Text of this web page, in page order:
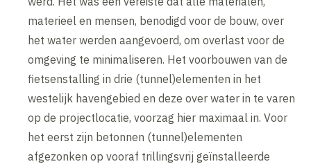
materieel en mensen, benodigd voor de bouw, over
het water werden aangevoerd, om overlast voor de
omgeving te minimaliseren. Het voorbouwen van de
fietsenstalling in drie (tunnel)elementen in het
westelijk havengebied en deze over water in te varen
op de projectlocatie, voorzag hier maximaal in. Voor
het eerst zijn betonnen (tunnel)elementen
afgezonken op vooraf trillingsvrij geïnstalleerde